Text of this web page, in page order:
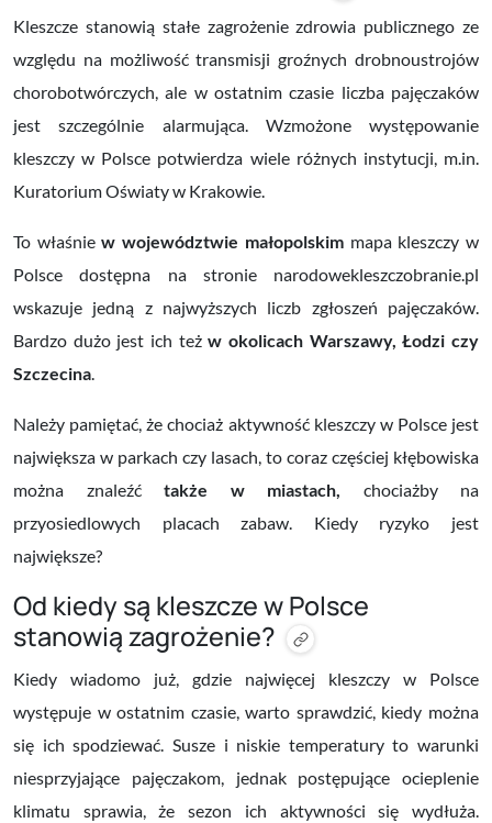
Kleszcze stanowią stałe zagrożenie zdrowia publicznego ze
względu na możliwość transmisji groźnych drobnoustrojów
chorobotwórczych, ale w ostatnim czasie liczba pajęczaków
jest szczególnie alarmująca. Wzmożone występowanie
kleszczy w Polsce potwierdza wiele różnych instytucji, m.in.
Kuratorium Oświaty w Krakowie.
To właśniew województwie małopolskimmapa kleszczy w
Polsce dostępna na stronie narodowekleszczobranie.pl
wskazuje jedną z najwyższych liczb zgłoszeń pajęczaków.
Bardzo dużo jest ich teżw okolicach Warszawy, Łodzi czy
Szczecina.
Należy pamiętać, że chociaż aktywność kleszczy w Polsce jest
największa w parkach czy lasach, to coraz częściej kłębowiska
można znaleźć także w miastach, chociażby na
przyosiedlowych placach zabaw. Kiedy ryzyko jest
największe?
Od kiedy są kleszcze w Polsce
stanowią zagrożenie?
Kiedy wiadomo już, gdzie najwięcej kleszczy w Polsce
występuje w ostatnim czasie, warto sprawdzić, kiedy można
się ich spodziewać. Susze i niskie temperatury to warunki
niesprzyjające pajęczakom, jednak postępujące ocieplenie
klimatu sprawia, że sezon ich aktywności się wydłuża.